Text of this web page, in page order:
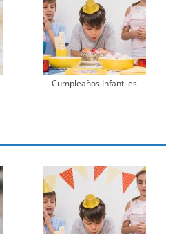
Cumpleaños Infantiles